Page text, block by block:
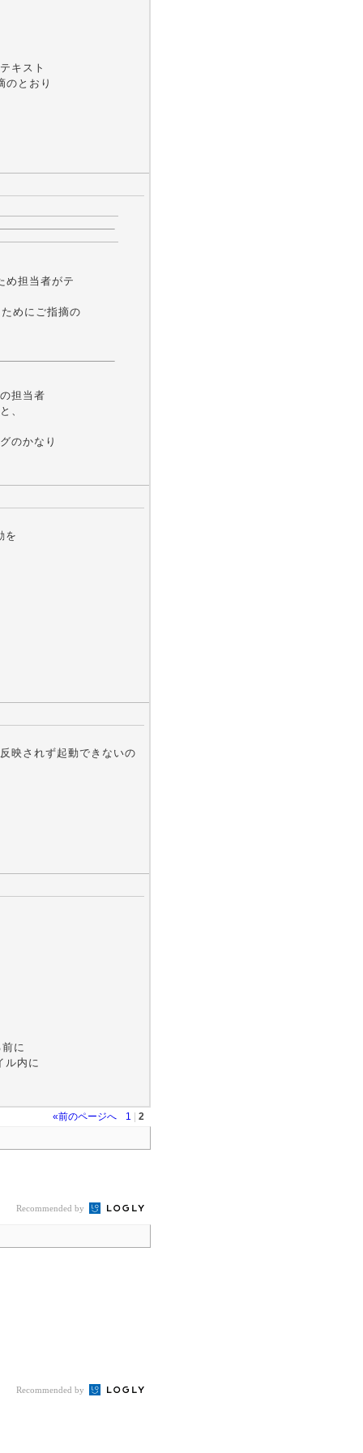
キスト
のとおり
め担当者がテ
めにご指摘の
担当者
、
のかなり
を
映されず起動できないの
に
ル内に
«前のページへ 1
2
Recommended by
Recommended by